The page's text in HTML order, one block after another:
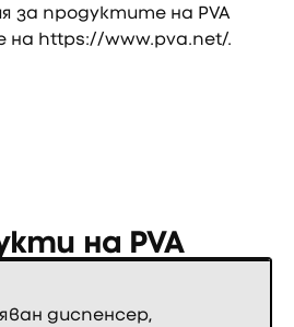
за продуктите на PVA
на https://www.pva.net/.
на PVA
диспенсер,